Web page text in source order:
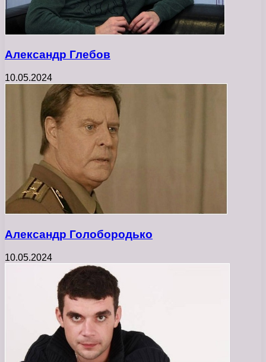
Александр Глебов
10.05.2024
Александр Голобородько
10.05.2024